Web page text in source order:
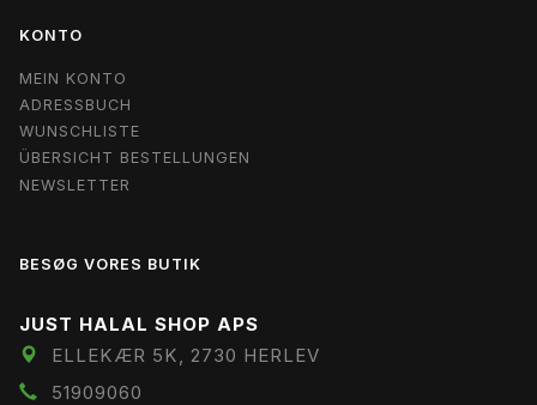
KONTO
MEIN KONTO
ADRESSBUCH
WUNSCHLISTE
ÜBERSICHT BESTELLUNGEN
NEWSLETTER
BESØG VORES BUTIK
JUST HALAL SHOP APS
ELLEKÆR 5K, 2730 HERLEV
51909060